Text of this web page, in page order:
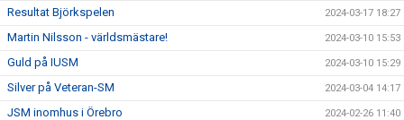
Resultat Björkspelen 2024-03-17 18:27
Martin Nilsson - världsmästare! 2024-03-10 15:53
Guld på IUSM 2024-03-10 15:29
Silver på Veteran-SM 2024-03-04 14:17
JSM inomhus i Örebro 2024-02-26 11:40